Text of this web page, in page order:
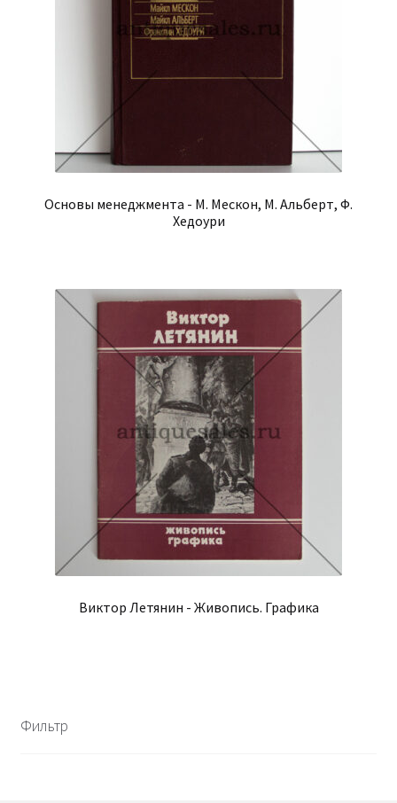
Основы менеджмента - М. Мескон, М. Альберт, Ф.
Хедоури
Виктор Летянин - Живопись. Графика
Фильтр